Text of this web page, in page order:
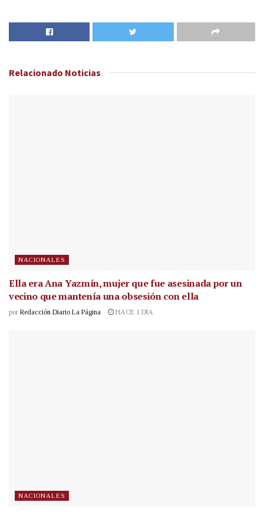
Relacionado Noticias
NACIONALES
Ella era Ana Yazmín, mujer que fue asesinada por un
vecino que mantenía una obsesión con ella
por Redacción Diario La Página HACE 1 DÍA
NACIONALES